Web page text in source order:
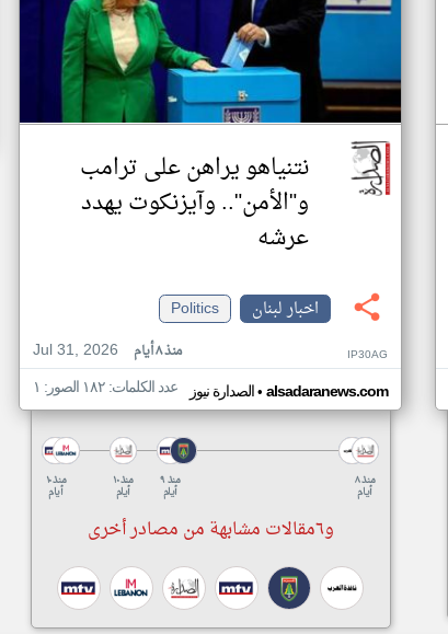
نتنياهو يراهن على ترامب
و"الأمن".. وآيزنكوت يهدد
عرشه
اخبار لبنان
Politics
Jul 31, 2026
منذ ٨ أيام IP30AG
الصدارة نيوز• alsadaranews.com عدد الكلمات: ١٨٢ الصور: ١
منذ ١٠
أيام
منذ ١٠
أيام
منذ ٩
أيام
منذ ٨
أيام
و٦مقالات مشابهة من مصادر أخرى